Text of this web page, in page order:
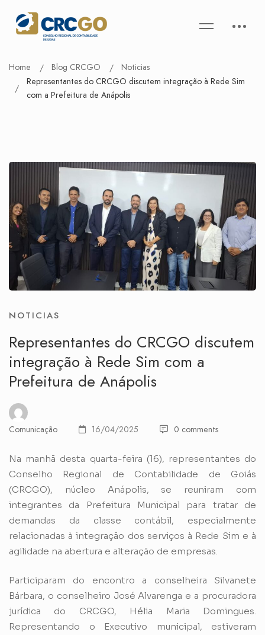
Home Blog CRCGO
Noticias
Representantes do CRCGO discutem integração à Rede Sim
com a Prefeitura de Anápolis
NOTICIAS
Representantes do CRCGO discutem
integração à Rede Sim com a
Prefeitura de Anápolis
Comunicação 16/04/2025 0 comments
Na manhã desta quarta-feira (16), representantes do
Conselho Regional de Contabilidade de Goiás
(CRCGO), núcleo Anápolis, se reuniram com
integrantes da Prefeitura Municipal para tratar de
demandas da classe contábil, especialmente
relacionadas à integração dos serviços à Rede Sim e à
agilidade na abertura e alteração de empresas.
Participaram do encontro a conselheira Silvanete
Bárbara, o conselheiro José Alvarenga e a procuradora
jurídica do CRCGO, Hélia Maria Domingues.
Representando o Executivo municipal, estiveram